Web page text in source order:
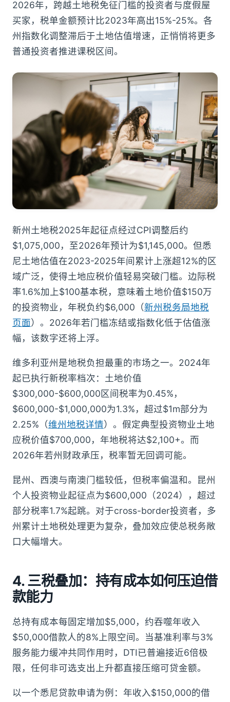
2026年，跨越土地税免征门槛的投资者与度假屋
买家，税单金额预计比2023年高出15%-25%。各
州指数化调整滞后于土地估值增速，正悄悄将更多
普通投资者推进课税区间。
新州土地税2025年起征点经过CPI调整后约
$1,075,000，至2026年预计为$1,145,000。但悉
尼土地估值在2023-2025年间累计上涨超12%的区
域广泛，使得土地应税价值轻易突破门槛。边际税
率1.6%加上$100基本税，意味着土地价值$150万
的投资物业，年税负约$6,000（新州税务局地税
页面）。2026年若门槛冻结或指数化低于估值涨
幅，该数字还将上浮。
维多利亚州是地税负担最重的市场之一。2024年
起已执行新税率档次：土地价值
$300,000-$600,000区间税率为0.45%，
$600,000-$1,000,000为1.3%，超过$1m部分为
2.25%（维州地税详情）。假定典型投资物业土地
应税价值$700,000，年地税将达$2,100+。而
2026年若州财政承压，税率暂无回调可能。
昆州、西澳与南澳门槛较低，但税率偏温和。昆州
个人投资物业起征点为$600,000（2024），超过
部分税率1.7%起跳。对于cross-border投资者，多
州累计土地税处理更为复杂，叠加效应使总税务敞
口大幅增大。
4. 三税叠加：持有成本如何压迫借
款能力
总持有成本每固定增加$5,000，约吞噬年收入
$50,000借款人的8%上限空间。当基准利率与3%
服务能力缓冲共同作用时，DTI已普遍接近6倍极
限，任何非可选支出上升都直接压缩可贷金额。
以一个悉尼贷款申请为例：年收入$150,000的借